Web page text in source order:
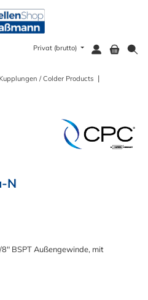
Privat (brutto)
/ Colder Products |
N